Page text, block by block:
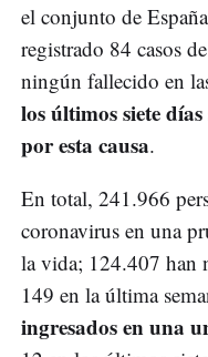
el conjunto de
registrado 84 casos
ningún fallecido en
los últimos siete
por esta causa.
En total, 241.966
coronavirus en una
la vida; 124.407 han
149 en la última
ingresados en una